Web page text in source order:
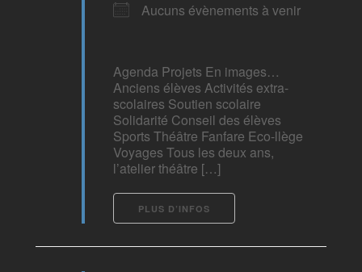
Aucuns évènements à venir
Agenda Projets En images…
Anciens élèves Activités extra-
scolaires Soutien scolaire
Solidarité Conseil des élèves
Sports Théâtre Fanfare Eco-llège
Voyages Tous les deux ans,
l’atelier théâtre […]
PLUS D’INFOS